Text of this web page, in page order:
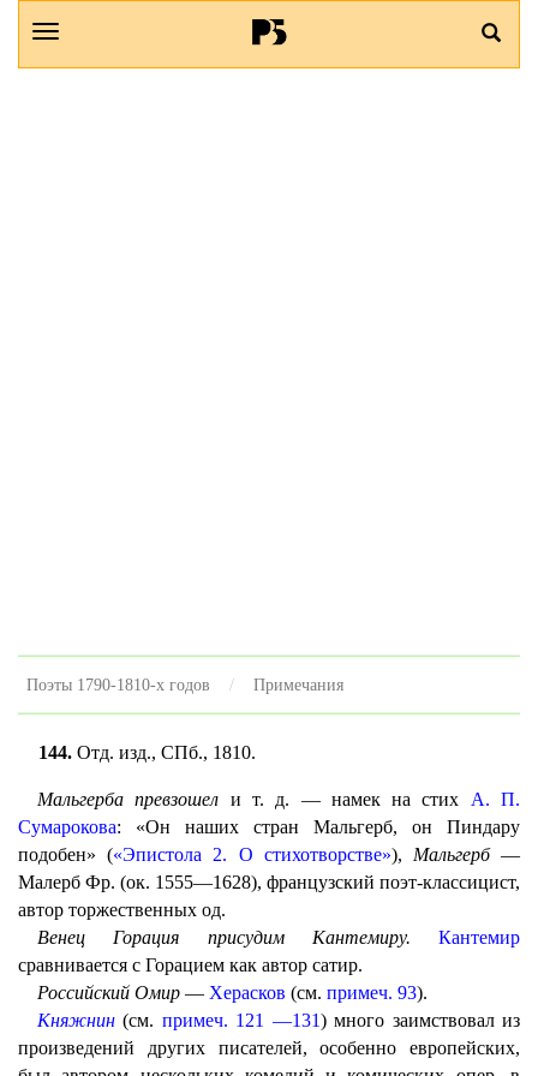
Поэты 1790-1810-х годов Примечания
144. Отд. изд., СПб., 1810.
Мальгерба превзошел и т. д. — намек на стих А. П.
Сумарокова: «Он наших стран Мальгерб, он Пиндару
подобен» («Эпистола 2. О стихотворстве»), Мальгерб—
Малерб Фр. (ок. 1555—1628), французский поэт-классицист,
автор торжественных од.
Венец Горация присудим Кантемиру. Кантемир
сравнивается с Горацием как автор сатир.
Российский Омир — Херасков (см. примеч. 93).
Княжнин (см. примеч. 121 —131) много заимствовал из
произведений других писателей, особенно европейских,